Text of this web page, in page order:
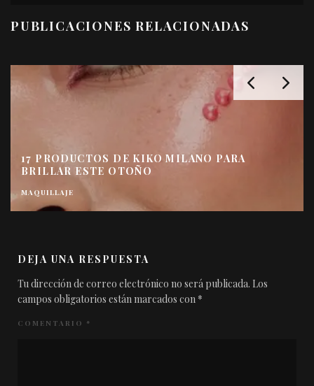
PUBLICACIONES RELACIONADAS
MASK PARADE: PON UNA MASCARILLA EN TU
VIDA
MASCARILLAS
DEJA UNA RESPUESTA
Tu dirección de correo electrónico no será publicada. Los
campos obligatorios están marcados con *
COMENTARIO *